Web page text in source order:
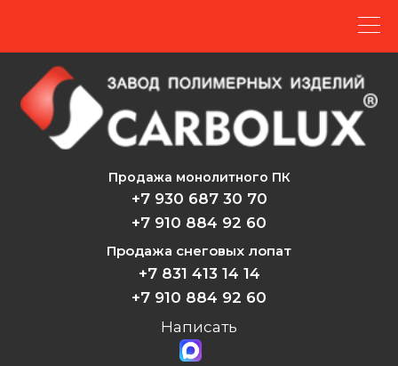
Продажа монолитного ПК
+7 930 687 30 70
+7 910 884 92 60
Продажа снеговых лопат
+7 831 413 14 14
+7 910 884 92 60
Написать